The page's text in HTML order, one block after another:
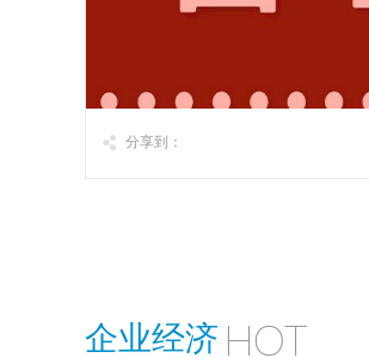
分享到：
企业经济